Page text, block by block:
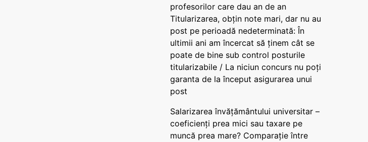
profesorilor care dau an de an
Titularizarea, obțin note mari, dar nu au
post pe perioadă nedeterminată: În
ultimii ani am încercat să ținem cât se
poate de bine sub control posturile
titularizabile / La niciun concurs nu poți
garanta de la început asigurarea unui
post
Salarizarea învățământului universitar –
coeficienți prea mici sau taxare pe
muncă prea mare? Comparație între